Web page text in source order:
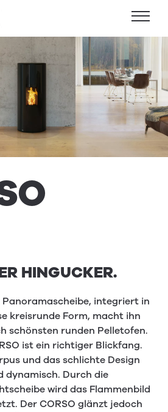
HINGUCKER.
Panoramascheibe, integriert in
kreisrunde Form, macht ihn
schönsten runden Pelletofen.
ist ein richtiger Blickfang.
und das schlichte Design
dynamisch. Durch die
wird das Flammenbild
Der CORSO glänzt jedoch